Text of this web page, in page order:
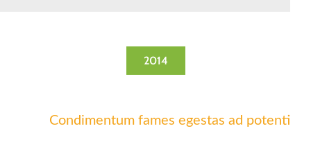
2014
Condimentum fames egestas ad potenti